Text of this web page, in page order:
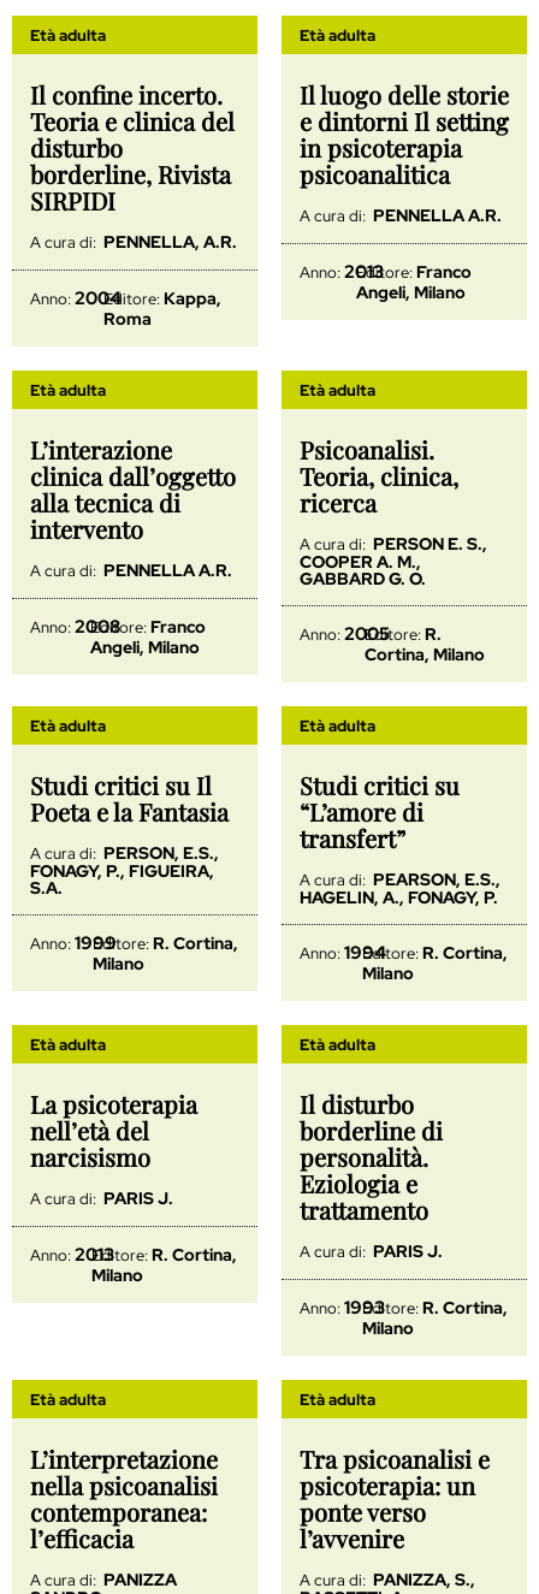
Età adulta
Il confine incerto.
Teoria e clinica del
disturbo
borderline, Rivista
SIRPIDI
A cura di: PENNELLA, A.R.
Anno:2004Editore:Kappa,
Roma
Età adulta
Il luogo delle storie
e dintorni Il setting
in psicoterapia
psicoanalitica
A cura di: PENNELLA A.R.
Anno:2013
Editore:Franco
Angeli, Milano
Età adulta
L’interazione
clinica dall’oggetto
alla tecnica di
intervento
A cura di: PENNELLA A.R.
Anno:2008
Editore:Franco
Angeli, Milano
Età adulta
Psicoanalisi.
Teoria, clinica,
ricerca
A cura di: PERSON E. S.,
COOPER A. M.,
GABBARD G. O.
Anno:2005
Editore:R.
Cortina, Milano
Età adulta
Studi critici su Il
Poeta e la Fantasia
A cura di: PERSON, E.S.,
FONAGY, P., FIGUEIRA,
S.A.
Anno:1999
Editore: R. Cortina,
Milano
Età adulta
Studi critici su
“L’amore di
transfert”
A cura di: PEARSON, E.S.,
HAGELIN, A., FONAGY, P.
Anno:1994
Editore: R. Cortina,
Milano
Età adulta
La psicoterapia
nell’età del
narcisismo
A cura di: PARIS J.
Anno:2013
Editore:R. Cortina,
Milano
Età adulta
Il disturbo
borderline di
personalità.
Eziologia e
trattamento
A cura di: PARIS J.
Anno:1993Editore:R. Cortina,
Milano
Età adulta
L’interpretazione
nella psicoanalisi
contemporanea:
l’efficacia
A cura di: PANIZZA
Età adulta
Tra psicoanalisi e
psicoterapia: un
ponte verso
l’avvenire
A cura di: PANIZZA, S.,